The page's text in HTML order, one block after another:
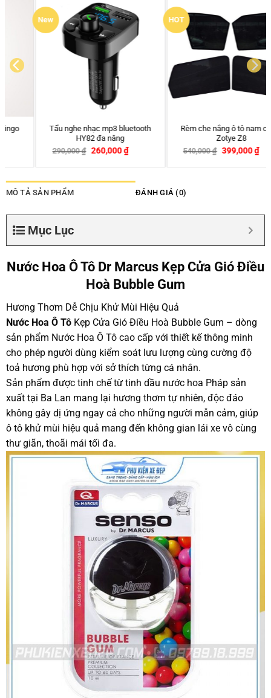
Tẩu nghe nhạc mp3 bluetooth
HY82 đa năng
₫ 260,000₫ -10%
HOT
Rèm che nắng ô tô nam châm
Zotye Z8
₫ 399,000₫ -26%
MÔ TẢ SẢN PHẨM ĐÁNH GIÁ (0)
Mục Lục
Nước Hoa Ô Tô Dr Marcus Kẹp Cửa Gió Điều
Hoà Bubble Gum
Hương Thơm Dễ Chịu Khử Mùi Hiệu Quả
Nước Hoa Ô TôKẹp Cửa Gió Điều Hoà Bubble Gum – dòng
sản phẩm Nước Hoa Ô Tô cao cấp với thiết kế thông minh
cho phép người dùng kiểm soát lưu lượng cùng cường độ
toả hương phù hợp với sở thích từng cá nhân.
Sản phẩm được tinh chế từ tinh dầu nước hoa Pháp sản
xuất tại Ba Lan mang lại hương thơm tự nhiên, độc đáo
không gây dị ứng ngay cả cho những người mẫn cảm, giúp
ô tô khử mùi hiệu quả mang đến không gian lái xe vô cùng
thư giãn, thoãi mái tối đa.